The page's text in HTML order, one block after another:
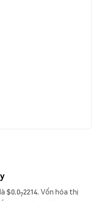
$0.072214. Vốn hóa thị